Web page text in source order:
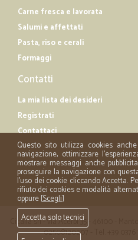
Carne fresca e lavorata
Salumi e affettati
Pasta, riso e cerali
Formaggi
Contatti
La mia lista dei desideri
Registrati
Contattaci
Cicalia srl - via Acerbi 35 - 46100 -
02508120207 - Tel. +39 0376
Questo sito utilizza cookies
navigazione, ottimizzare
mostrare messaggi anche
proseguire la navigazione con
l'uso dei cookie cliccando Accetta.
rifiuto dei cookies e modalità
oppure [Scegli]
Accetta solo tecnici